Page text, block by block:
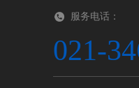
服务电话：
021-